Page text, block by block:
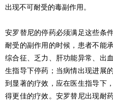
出现不可耐受的毒副作用。
安罗替尼的停药必须满足这些条
耐受的副作用的时候，患者不能
综合征、乏力、肝功能异常、出
生指导下停药；当病情出现进展
到显著的疗效，应在医生指导下
得更佳的疗效。安罗替尼出现耐